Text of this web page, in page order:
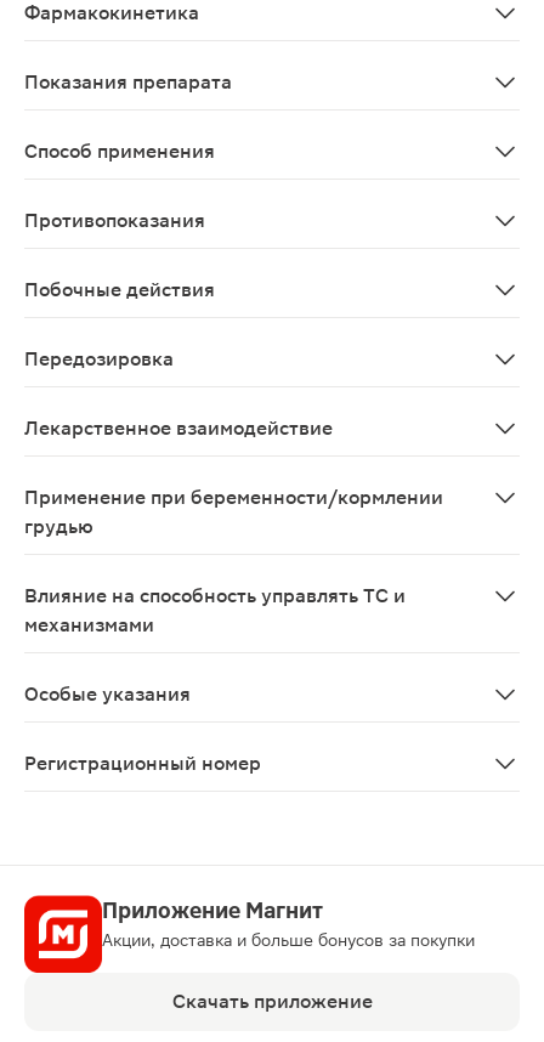
Фармакокинетика
Показания препарата
Способ применения
Противопоказания
Побочные действия
Передозировка
Лекарственное взаимодействие
Применение при беременности/кормлении
грудью
Влияние на способность управлять ТС и
механизмами
Особые указания
Регистрационный номер
Приложение Магнит
Акции, доставка и больше бонусов за покупки
Скачать приложение